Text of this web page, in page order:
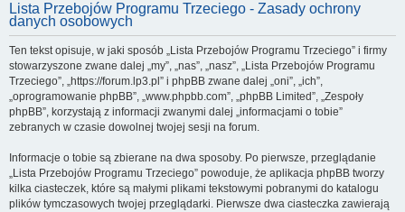
k
Lista Przebojów Programu Trzeciego - Zasady ochrony
danych osobowych
Ten tekst opisuje, w jaki sposób „Lista Przebojów Programu Trzeciego” i firmy
stowarzyszone zwane dalej „my”, „nas”, „nasz”, „Lista Przebojów Programu
Trzeciego”, „https://forum.lp3.pl” i phpBB zwane dalej „oni”, „ich”,
„oprogramowanie phpBB”, „www.phpbb.com”, „phpBB Limited”, „Zespoły
phpBB”, korzystają z informacji zwanymi dalej „informacjami o tobie”
zebranych w czasie dowolnej twojej sesji na forum.
Informacje o tobie są zbierane na dwa sposoby. Po pierwsze, przeglądanie
„Lista Przebojów Programu Trzeciego” powoduje, że aplikacja phpBB tworzy
kilka ciasteczek, które są małymi plikami tekstowymi pobranymi do katalogu
plików tymczasowych twojej przeglądarki. Pierwsze dwa ciasteczka zawierają